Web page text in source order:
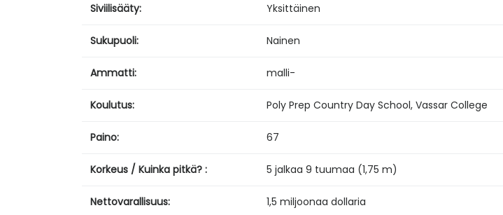
Siviilisääty: Yksittäinen
Sukupuoli: Nainen
Ammatti: malli-
Koulutus: Poly Prep Country Day School, Vassar College
Paino: 67
Korkeus / Kuinka pitkä? : 5 jalkaa 9 tuumaa (1,75 m)
Nettovarallisuus: 1,5 miljoonaa dollaria